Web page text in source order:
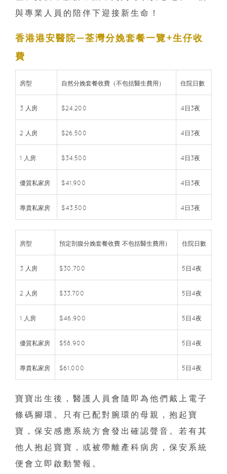
與專業人員的陪伴下迎接新生命！
香港港安醫院—荃灣分娩套餐一覽+生仔收
費
房型 自然分娩套餐收費（不包括醫生費用） 住院日數
3 人房 $24,200 4日3夜
2 人房 $26,500 4日3夜
1 人房 $34,500 4日3夜
優質私家房 $41,900 4日3夜
專貴私家房 $43,500 4日3夜
房型 預定剖腹分娩套餐收費 不包括醫生費用） 住院日數
3 人房 $30,700 5日4夜
2 人房 $33,700 5日4夜
1 人房 $46,900 5日4夜
優質私家房 $58,900 5日4夜
專貴私家房 $61,000 5日4夜
寶寶出生後，醫護人員會隨即為他們戴上電子
條碼腳環。只有已配對腕環的母親，抱起寶
寶，保安感應系統方會發出確認聲音。若有其
他人抱起寶寶，或被帶離產科病房，保安系統
便會立即啟動警報。